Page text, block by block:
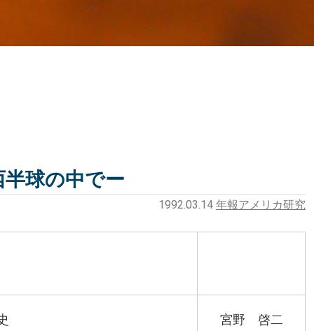
球の中でー
1992.03.14 年報アメリカ研究
宮野 啓二